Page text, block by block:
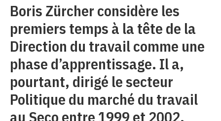
Boris Zürcher considère les
premiers temps à la tête de la
Direction du travail comme une
phase d’apprentissage. Il a,
pourtant, dirigé le secteur
Politique du marché du travail
au Seco entre 1999 et 2002,